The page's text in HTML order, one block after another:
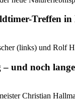
Treffen
(links) und Rolf
und noch
Christian